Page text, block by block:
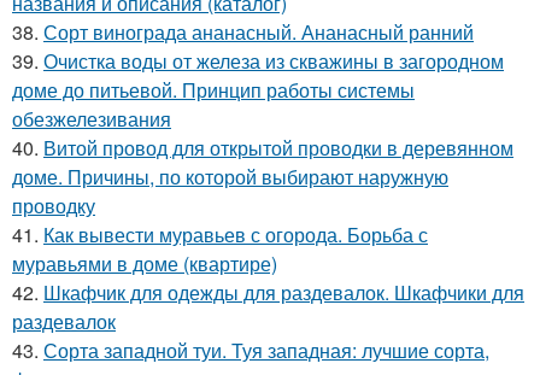
38. Сорт винограда ананасный. Ананасный ранний
39. Очистка воды от железа из скважины в загородном
доме до питьевой. Принцип работы системы
обезжелезивания
40. Витой провод для открытой проводки в деревянном
доме. Причины, по которой выбирают наружную
проводку
41. Как вывести муравьев с огорода. Борьба с
муравьями в доме (квартире)
42. Шкафчик для одежды для раздевалок. Шкафчики для
раздевалок
43. Сорта западной туи. Туя западная: лучшие сорта,